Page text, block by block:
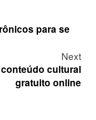
para se
Next
cultural
gratuito online